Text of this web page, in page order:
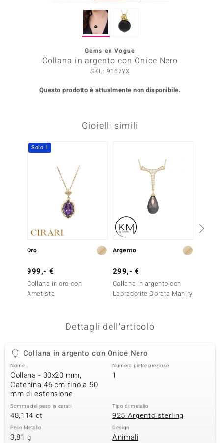
SELECTION
Collection
Classics
Gems en Vogue
Collana in argento con Onice Nero
SKU: 9167YX
Questo prodotto è attualmente non disponibile.
Gioielli simili
Solo 1
Oro
999,- €
Collana in oro con
Ametista
Argento
299,- €
Collana in argento con
Labradorite Dorata Maniry
Dettagli dell'articolo
Collana in argento con Onice Nero
Nome
Collana - 30x20 mm,
Catenina 46 cm fino a 50
mm di estensione
Numero pietre preziose
1
Somma del peso in carati
48,114 ct
Tipo di metallo
925 Argento sterling
Peso Metallo
3,81 g
Design
Animali